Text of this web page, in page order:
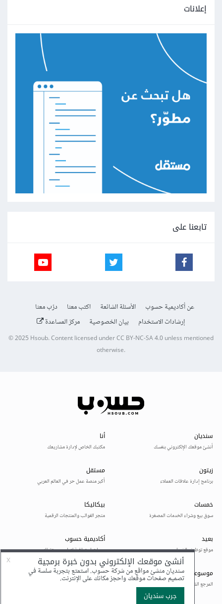
إعلانات
تابعنا على
عن أكاديمية حسوب الأسئلة الشائعة اكتب معنا
درّب معنا
إرشادات الاستخدام
بيان الخصوصية مركز المساعدة
© 2025Hsoub.Content licensed underCC BY-NC-SA 4.0unless mentioned
otherwise.